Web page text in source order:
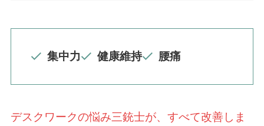
集中力 健康維持 腰痛
デスクワークの悩み三銃士が、すべて改善しま